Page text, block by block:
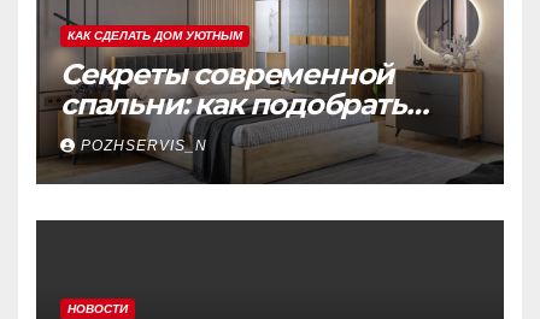
КАК СДЕЛАТЬ ДОМ УЮТНЫМ
Секреты современной
спальни: как подобрать
мебель, которая меняет
пространство
POZHSERVIS_N
НОВОСТИ